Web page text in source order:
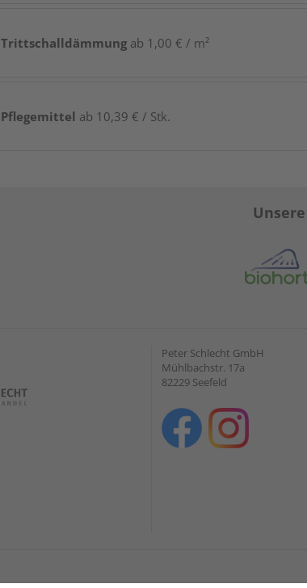
Trittschalldämmung ab 1,00 € / m²
Pflegemittel ab 10,39 € / Stk.
Peter Schlecht GmbH
Mühlbachstr. 17a
82229 Seefeld